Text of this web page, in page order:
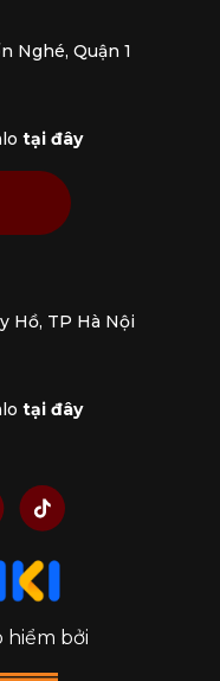
Nghé, Quận 1
tại đây
Hồ, TP Hà Nội
tại đây
hiểm bởi